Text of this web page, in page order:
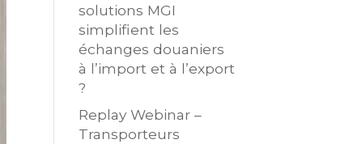
solutions MGI
simplifient les
échanges douaniers
à l’import et à l’export
?
Replay Webinar –
Transporteurs